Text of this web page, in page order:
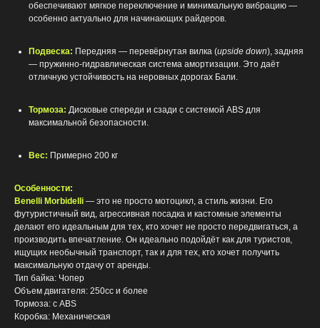
обеспечивают мягкое переключение и минимальную вибрацию —
особенно актуально для начинающих райдеров.
Подвеска: Передняя — перевёрнутая вилка (upside down), задняя
— пружинно-гидравлическая система амортизации. Это даёт
отличную устойчивость на неровных дорогах Бали.
Тормоза: Дисковые спереди и сзади с системой ABS для
максимальной безопасности.
Вес: Примерно 200 кг
Особенности:
Benelli Morbidelli — это не просто мотоцикл, а стиль жизни. Его
футуристичный вид, агрессивная посадка и кастомные элементы
делают его идеальным для тех, кто хочет не просто передвигаться, а
производить впечатление. Он идеально подойдёт как для туристов,
ищущих необычный транспорт, так и для тех, кто хочет получить
максимальную отдачу от аренды.
Тип байка: Чопер
Объем двигателя: 250сс и более
Тормоза: с ABS
Коробка: Механическая